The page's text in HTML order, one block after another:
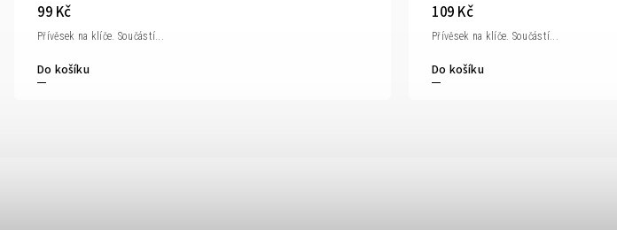
99 Kč
Do košíku
Přívěsek na klíče. Součástí...
109 Kč
Do košíku
Přívěsek na klíče. Součástí...